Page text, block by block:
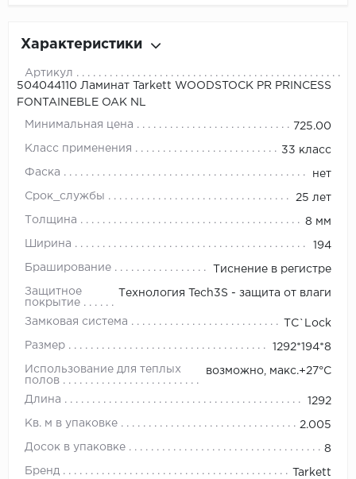
Характеристики
Артикул
504044110 Ламинат Tarkett WOODSTOCK PR PRINCESS
FONTAINEBLE OAK NL
Минимальная цена 725.00
Класс применения 33 класс
Фаска нет
Срок_службы 25 лет
Толщина 8 мм
Ширина 194
Браширование Тиснение в регистре
Защитное
покрытие
Технология Tech3S - защита от влаги
Замковая система TС`Lock
Размер 1292*194*8
Использование для теплых
полов
возможно, макс.+27°С
Длина 1292
Кв. м в упаковке 2.005
Досок в упаковке 8
Бренд Tarkett